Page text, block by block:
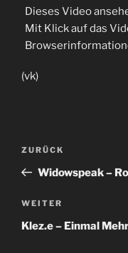
Dieses Video
Mit Klick auf das
(vk)
Vorheriger
Beitrag
ZURÜCK
Widowspeak –
Nächster
Beitrag
WEITER
Klez.e – Einmal